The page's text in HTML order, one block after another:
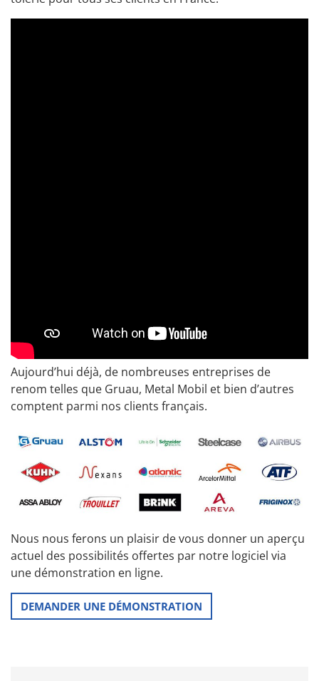
Aujourd’hui déjà, de nombreuses entreprises de
renom telles que Gruau, Metal Mobil et bien d’autres
comptent parmi nos clients français.
Nous nous ferons un plaisir de vous donner un aperçu
actuel des possibilités offertes par notre logiciel via
une démonstration en ligne.
DEMANDER UNE DÉMONSTRATION